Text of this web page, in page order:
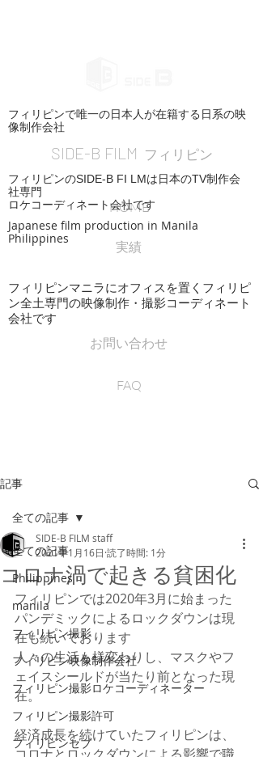
フィリピンで唯一の日本人が在籍する日系の映
像制作会社
SIDE-B FILM フィリピン
Japanese film production in Manila
Philippines
HOME
実績
フィリピンのSIDE-B FI LMは日本のTV制作会
社専門
ロケコーディネート会社です
フィリピンマニラにオフィスを置くフィリピ
ン全土専門の映像制作・撮影コーディネート
会社です
お問い合わせ
FAQ
記事
全ての記事
Philippines
manila
フィリピン撮影
フィリピン映像制作会社
フィリピン撮影ロケコーディネーター
フィリピン撮影許可
フィリピンセブ
全ての記事
コロナ渦で起きる貧困化
SIDE-B FILM staff
2021年1月16日 読了時間: 1分
フィリピンでは2020年3月に始まった
パンデミックによるロックダウンは現
在も続いております
人々の生活も様変わりし、マスクやフ
ェイスシールドが当たり前となった現
在。
経済成長を続けていたフィリピンは、